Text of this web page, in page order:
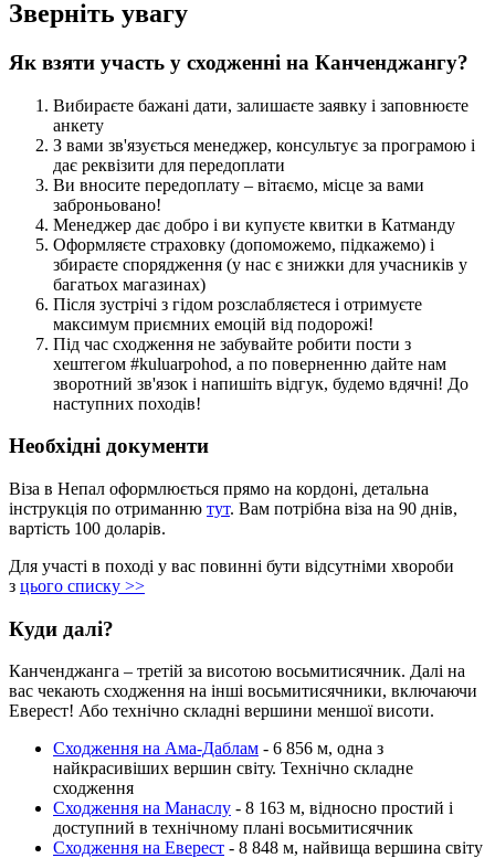
Зверніть увагу
Як взяти участь у сходженні на Канченджангу?
Вибираєте бажані дати, залишаєте заявку і заповнюєте
анкету
З вами зв'язується менеджер, консультує за програмою і
дає реквізити для передоплати
Ви вносите передоплату – вітаємо, місце за вами
заброньовано!
Менеджер дає добро і ви купуєте квитки в Катманду
Оформляєте страховку (допоможемо, підкажемо) і
збираєте спорядження (у нас є знижки для учасників у
багатьох магазинах)
Після зустрічі з гідом розслабляєтеся і отримуєте
максимум приємних емоцій від подорожі!
Під час сходження не забувайте робити пости з
хештегом #kuluarpohod, а по поверненню дайте нам
зворотний зв'язок і напишіть відгук, будемо вдячні! До
наступних походів!
Необхідні документи
Віза в Непал оформлюється прямо на кордоні, детальна
інструкція по отриманню тут. Вам потрібна віза на 90 днів,
вартість 100 доларів.
Для участі в поході у вас повинні бути відсутніми хвороби
з цього списку >>
Куди далі?
Канченджанга – третій за висотою восьмитисячник. Далі на
вас чекають сходження на інші восьмитисячники, включаючи
Еверест! Або технічно складні вершини меншої висоти.
Сходження на Ама-Даблам - 6 856 м, одна з
найкрасивіших вершин світу. Технічно складне
сходження
Сходження на Манаслу - 8 163 м, відносно простий і
доступний в технічному плані восьмитисячник
Сходження на Еверест - 8 848 м, найвища вершина світу